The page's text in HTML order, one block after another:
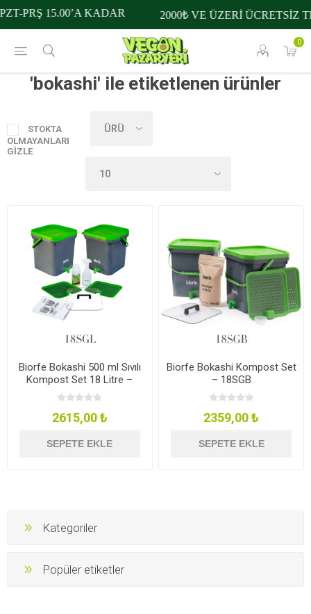
0
PRŞ 15.00’A KADAR 2000₺ VE ÜZERİ ÜCRETSİZ
'bokashi' ile etiketlenen ürünler
STOKTA
OLMAYANLARI
GIZLE
Biorfe Bokashi 500 ml Sıvılı
Kompost Set 18 Litre –
18SGL
2615,00 ₺
SEPETE EKLE
Biorfe Bokashi Kompost Set
– 18SGB
2359,00 ₺
SEPETE EKLE
Kategoriler
Popüler etiketler